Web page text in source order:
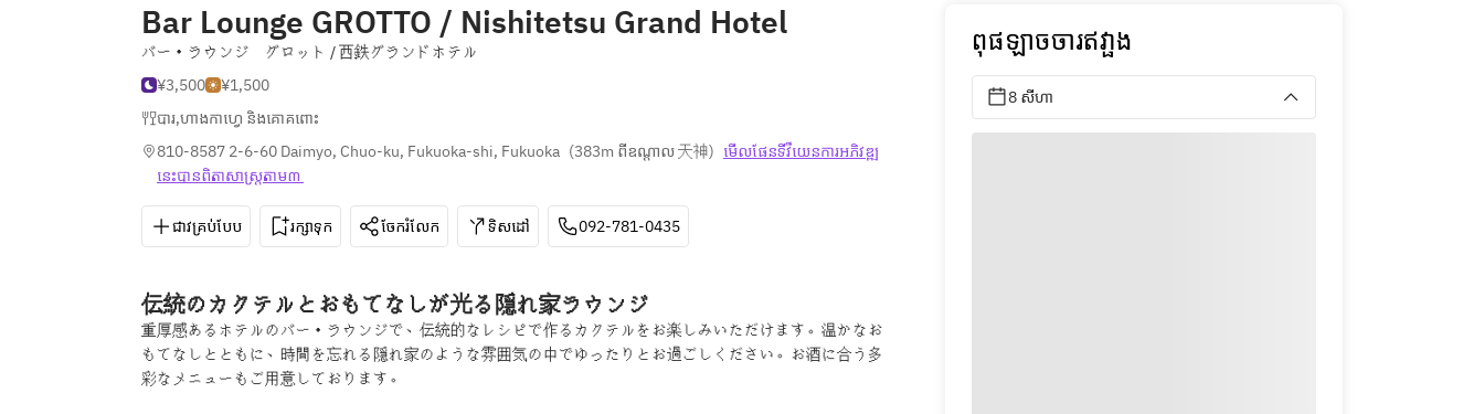
Bar Lounge GROTTO / Nishitetsu Grand Hotel
バー・ラウンジ グロット / 西鉄グランドホテル
¥3,500
¥1,500
បារ,ហាងកាហ្វេ និងគោគពោះ
810-8587 2-6-60 Daimyo, Chuo-ku, Fukuoka-shi, Fukuoka (383m ពីឧណ្ដាល 天神) មើលផែនទី​វីយេន​ការ​អភិវឌ្ឍ​
នេះ​បាន​ពិតា​សាស្រ្ត​តាម៣
ជាវគ្រប់បែប រក្សាទុក ចែករំលែក ទិសដៅ 092-781-0435
伝統のカクテルとおもてなしが光る隠れ家ラウンジ
重厚感あるホテルのバー・ラウンジで、伝統的なレシピで作るカクテルをお楽しみいただけます。温かなお
もてなしとともに、時間を忘れる隠れ家のような雰囲気の中でゆったりとお過ごしください。お酒に合う多
彩なメニューもご用意しております。
ពុផឡាចចារឥវា្ផង
8 សីហា